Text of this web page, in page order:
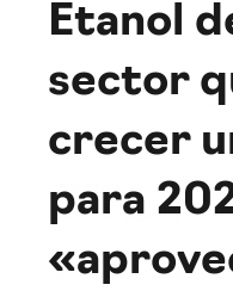
Etanol
sector
crecer
para